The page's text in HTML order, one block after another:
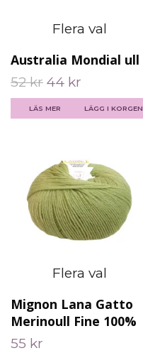
Flera val
Australia Mondial ull
52 kr 44 kr
LÄS MER LÄGG I KORGEN
Flera val
Mignon Lana Gatto
Merinoull Fine 100%
55 kr